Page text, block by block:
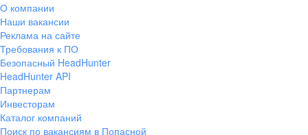
О компании
Наши вакансии
Реклама на сайте
Требования к ПО
Безопасный HeadHunter
HeadHunter API
Партнерам
Инвесторам
Каталог компаний
Поиск по вакансиям в Попасной